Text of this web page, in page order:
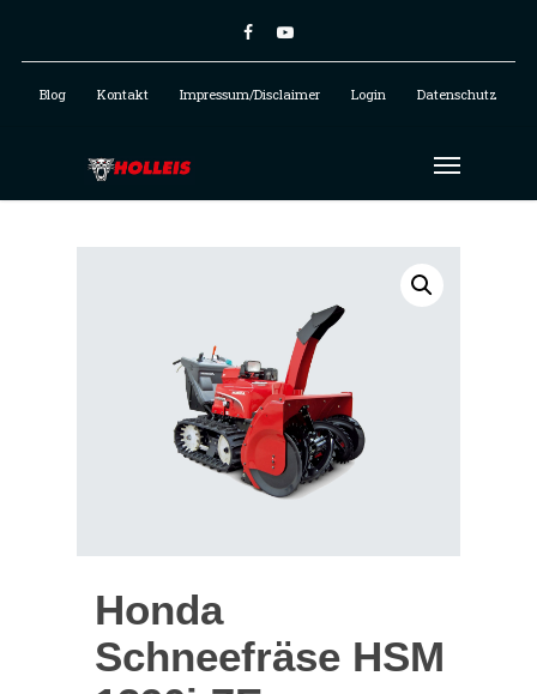
Blog Kontakt Impressum/Disclaimer Login Datenschutz
Honda
Schneefräse HSM